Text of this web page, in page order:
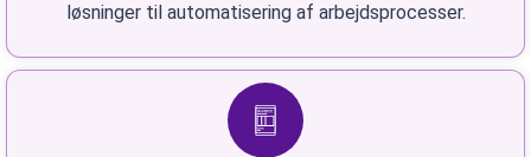
løsninger til automatisering af arbejdsprocesser.